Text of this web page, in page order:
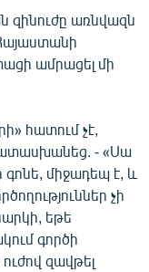
զինուժը առնվազն
ամրացել մի
հատում չէ,
- «Սա
միջադեպ է, և
չի
եթե
գործի
զավթել